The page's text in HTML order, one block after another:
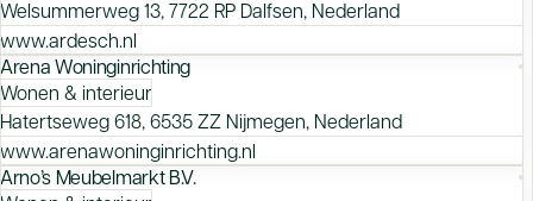
Welsummerweg 13, 7722 RP Dalfsen, Nederland
www.ardesch.nl
Arena Woninginrichting
Wonen & interieur
Hatertseweg 618, 6535 ZZ Nijmegen, Nederland
www.arenawoninginrichting.nl
Arno’s Meubelmarkt B.V.